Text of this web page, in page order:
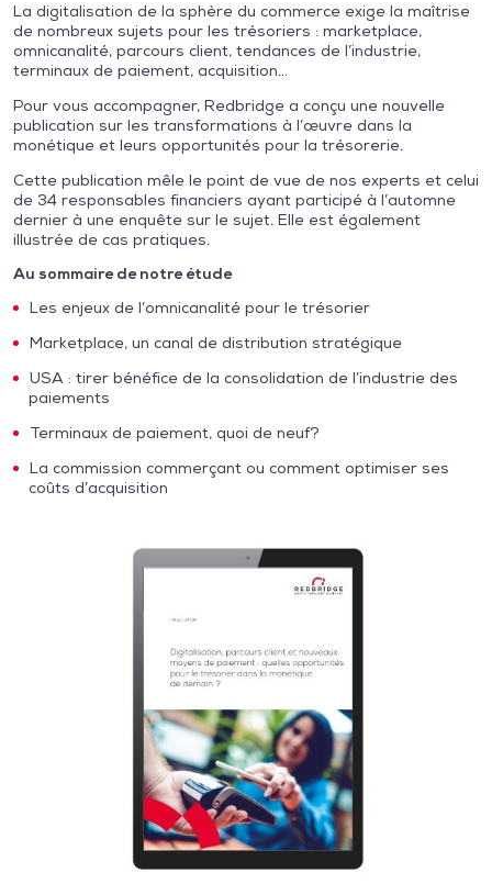
La digitalisation de la sphère du commerce exige la maîtrise
de nombreux sujets pour les trésoriers : marketplace,
omnicanalité, parcours client, tendances de l’industrie,
terminaux de paiement, acquisition…
Pour vous accompagner, Redbridge a conçu une nouvelle
publication sur les transformations à l’œuvre dans la
monétique et leurs opportunités pour la trésorerie.
Cette publication mêle le point de vue de nos experts et celui
de 34 responsables financiers ayant participé à l’automne
dernier à une enquête sur le sujet. Elle est également
illustrée de cas pratiques.
Au sommaire de notre étude
Les enjeux de l’omnicanalité pour le trésorier
Marketplace, un canal de distribution stratégique
USA : tirer bénéfice de la consolidation de l’industrie des
paiements
Terminaux de paiement, quoi de neuf?
La commission commerçant ou comment optimiser ses
coûts d’acquisition